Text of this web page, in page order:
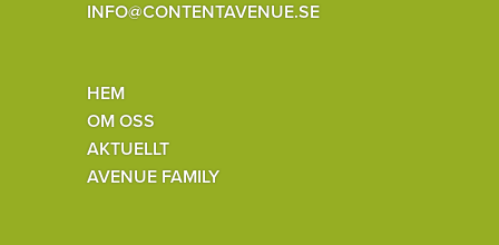
INFO@CONTENTAVENUE.SE
HEM
OM OSS
AKTUELLT
AVENUE FAMILY